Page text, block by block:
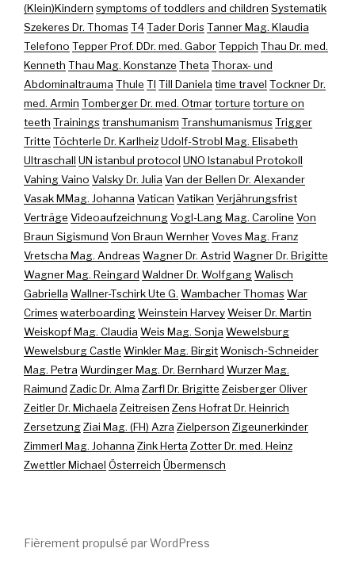
(Klein)Kindern symptoms of toddlers and children Systematik
Szekeres Dr. ThomasT4Tader DorisTanner Mag. Klaudia
Telefono Tepper Prof. DDr. med. GaborTeppich Thau Dr. med.
Kenneth Thau Mag. Konstanze Theta Thorax- und
Abdominaltrauma Thule TI Till Daniela time travel Tockner Dr.
med. Armin Tomberger Dr. med. Otmartorture torture on
teeth Trainingstranshumanism TranshumanismusTrigger
Tritte Töchterle Dr. KarlheizUdolf-Strobl Mag. Elisabeth
Ultraschall UN istanbul protocol UNO Istanabul Protokoll
Vahing Vaino Valsky Dr. Julia Van der Bellen Dr. Alexander
Vasak MMag. Johanna Vatican Vatikan Verjährungsfrist
Verträge VideoaufzeichnungVogl-Lang Mag. Caroline Von
Braun Sigismund Von Braun WernherVoves Mag. Franz
Vretscha Mag. AndreasWagner Dr. Astrid Wagner Dr. Brigitte
Wagner Mag. Reingard Waldner Dr. WolfgangWalisch
Gabriella Wallner-Tschirk Ute G. Wambacher ThomasWar
CrimeswaterboardingWeinstein HarveyWeiser Dr. Martin
Weiskopf Mag. Claudia Weis Mag. Sonja Wewelsburg
Wewelsburg Castle Winkler Mag. BirgitWonisch-Schneider
Mag. Petra Wurdinger Mag. Dr. Bernhard Wurzer Mag.
Raimund Zadic Dr. Alma Zarfl Dr. Brigitte Zeisberger Oliver
Zeitler Dr. Michaela Zeitreisen Zens Hofrat Dr. Heinrich
ZersetzungZiai Mag. (FH) Azra Zielperson Zigeunerkinder
Zimmerl Mag. Johanna Zink Herta Zotter Dr. med. Heinz
Zwettler Michael Österreich Übermensch
Fièrement propulsé par WordPress